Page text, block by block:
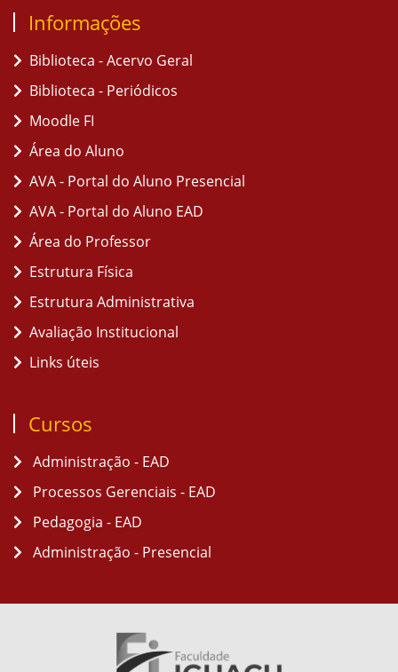
Informações
Biblioteca - Acervo Geral
Biblioteca - Periódicos
Moodle FI
Área do Aluno
AVA - Portal do Aluno Presencial
AVA - Portal do Aluno EAD
Área do Professor
Estrutura Física
Estrutura Administrativa
Avaliação Institucional
Links úteis
Cursos
Administração - EAD
Processos Gerenciais - EAD
Pedagogia - EAD
Administração - Presencial